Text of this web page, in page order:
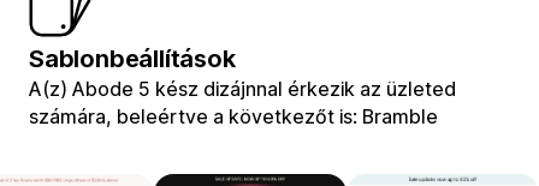
Sablonbeállítások
A(z) Abode 5 kész dizájnnal érkezik az üzleted
számára, beleértve a következőt is: Bramble